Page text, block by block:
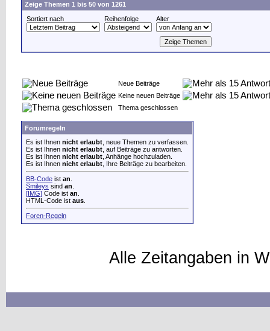
Zeige Themen 1 bis 50 von 1261
Sortiert nach
Reihenfolge Alter
Neue Beiträge
Keine neuen Beiträge
Thema geschlossen
Forumregeln
Es ist Ihnen nicht erlaubt , neue Themen zu verfassen.
Es ist Ihnen nicht erlaubt , auf Beiträge zu antworten.
Es ist Ihnen nicht erlaubt , Anhänge hochzuladen.
Es ist Ihnen nicht erlaubt , Ihre Beiträge zu bearbeiten.
BB-Code ist an
Smileys sind an
[IMG] Code ist an
HTML-Code ist aus
Foren-Regeln
Alle Zeitangaben in